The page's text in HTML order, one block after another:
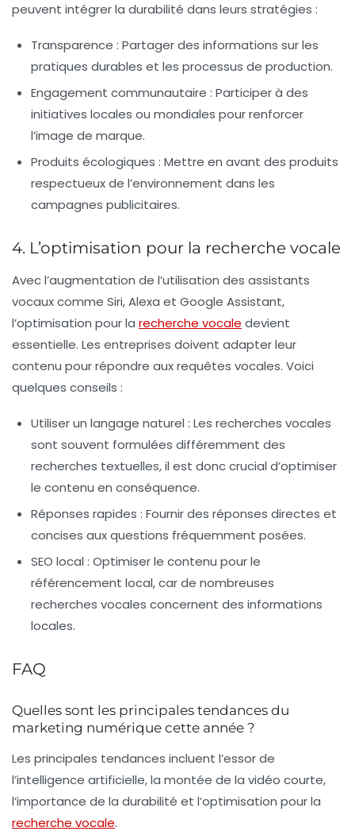
peuvent intégrer la durabilité dans leurs stratégies :
Transparence : Partager des informations sur les
pratiques durables et les processus de production.
Engagement communautaire : Participer à des
initiatives locales ou mondiales pour renforcer
l’image de marque.
Produits écologiques : Mettre en avant des produits
respectueux de l’environnement dans les
campagnes publicitaires.
4. L’optimisation pour la recherche vocale
Avec l’augmentation de l’utilisation des assistants
vocaux comme Siri, Alexa et Google Assistant,
l’optimisation pour la recherche vocale devient
essentielle. Les entreprises doivent adapter leur
contenu pour répondre aux requêtes vocales. Voici
quelques conseils :
Utiliser un langage naturel : Les recherches vocales
sont souvent formulées différemment des
recherches textuelles, il est donc crucial d’optimiser
le contenu en conséquence.
Réponses rapides : Fournir des réponses directes et
concises aux questions fréquemment posées.
SEO local : Optimiser le contenu pour le
référencement local, car de nombreuses
recherches vocales concernent des informations
locales.
FAQ
Quelles sont les principales tendances du
marketing numérique cette année ?
Les principales tendances incluent l’essor de
l’intelligence artificielle, la montée de la vidéo courte,
l’importance de la durabilité et l’optimisation pour la
recherche vocale.